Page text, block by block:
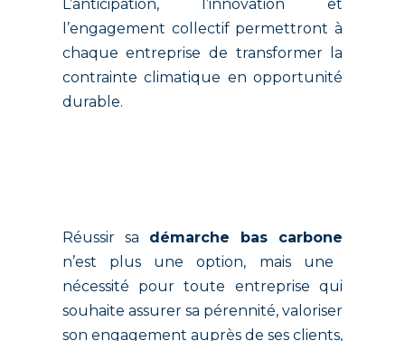
L’anticipation, l’innovation et
l’engagement collectif permettront à
chaque entreprise de transformer la
contrainte climatique en opportunité
durable.
Réussir sa démarche bas carbone
n’est plus une option, mais une
nécessité pour toute entreprise qui
souhaite assurer sa pérennité, valoriser
son engagement auprès de ses clients,